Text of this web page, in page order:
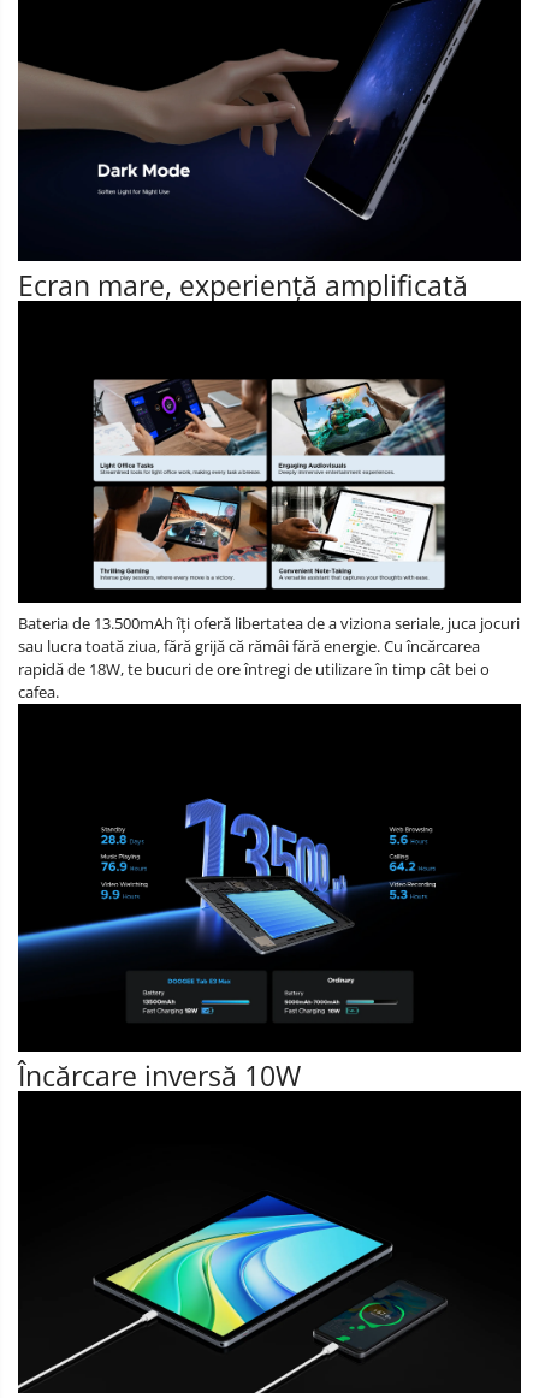
Ecran mare, experiență amplificată
Bateria de 13.500mAh îți oferă libertatea de a viziona seriale, juca jocuri
sau lucra toată ziua, fără grijă că rămâi fără energie. Cu încărcarea
rapidă de 18W, te bucuri de ore întregi de utilizare în timp cât bei o
cafea.
Încărcare inversă 10W